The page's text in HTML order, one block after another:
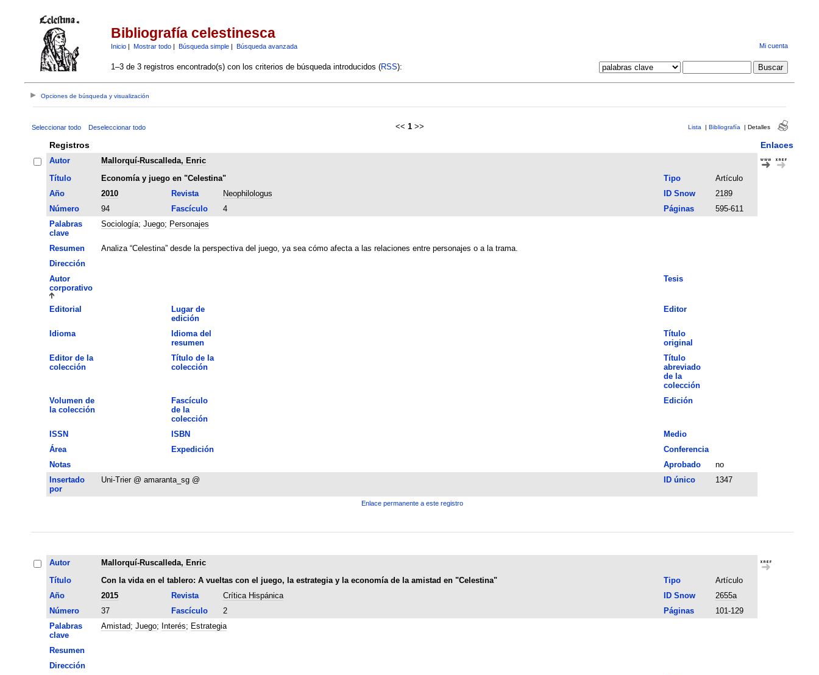
Bibliografía celestinesca
Inicio| Mostrar todo| Búsqueda simple| Búsqueda avanzada Mi cuenta
1–3 de 3 registros encontrado(s) con los criterios de búsqueda introducidos (RSS):
Opciones de búsqueda y visualización
Seleccionar todo Deseleccionar todo << 1 >> Lista | Bibliografía | Detalles
Registros Enlaces
Autor
Mallorquí-Ruscalleda, Enric
Título
Economía y juego en "Celestina" Tipo
Artículo
Año
2010 Revista Neophilologus ID Snow
2189
Número
94 Fascículo 4 Páginas
595-611
Palabras
clave
Sociología; Juego; Personajes
Resumen
Analiza “Celestina” desde la perspectiva del juego, ya sea cómo afecta a las relaciones entre personajes o a la trama.
Dirección
Autor
corporativo
Tesis
Editorial
Lugar de
edición
Editor
Idioma
Idioma del
resumen
Título
original
Editor de la
colección
Título de la
colección
Título
abreviado
de la
colección
Volumen de
la colección
Fascículo
de la
colección
Edición
ISSN ISBN
Medio
Área
Expedición
Conferencia
Notas
Aprobado
no
Insertado
por
Uni-Trier @ amaranta_sg @ ID único 1347
Enlace permanente a este registro
Autor
Mallorquí-Ruscalleda, Enric
Título
Con la vida en el tablero: A vueltas con el juego, la estrategia y la economía de la amistad en "Celestina" Tipo
Artículo
Año
2015 Revista Crítica Hispánica ID Snow
2655a
Número
37 Fascículo 2 Páginas
101-129
Palabras
clave
Amistad; Juego; Interés; Estrategia
Resumen
Dirección